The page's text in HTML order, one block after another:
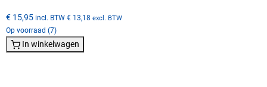
€ 15,95 incl. BTW € 13,18 excl. BTW
Op voorraad (7)
In winkelwagen